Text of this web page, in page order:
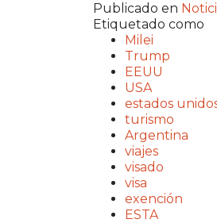
Publicado en
Etiquetado como
Milei
Trump
EEUU
USA
estados
turismo
Argentina
viajes
visado
visa
exención
ESTA